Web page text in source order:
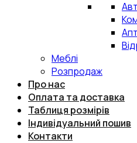
Меблі
Розпродаж
Про нас
Оплата та доставка
Таблиця розмірів
Індивідуальний пошив
Контакти